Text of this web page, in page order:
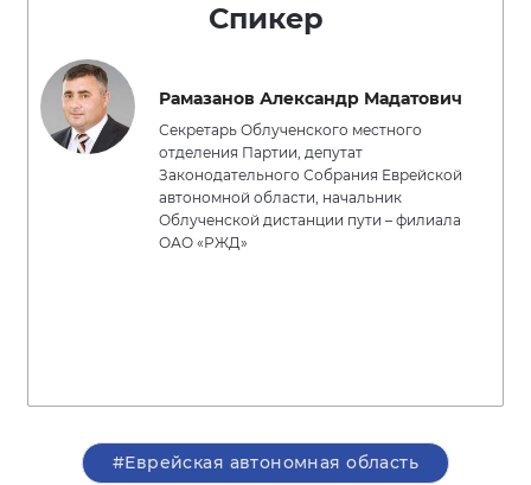
Спикер
Рамазанов Александр Мадатович
Секретарь Облученского местного
отделения Партии, депутат
Законодательного Собрания Еврейской
автономной области, начальник
Облученской дистанции пути – филиала
ОАО «РЖД»
#Еврейская автономная область